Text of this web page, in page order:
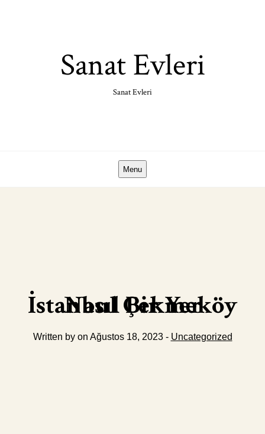
Sanat Evleri
Sanat Evleri
Menu
İstanbul Çekmeköy Nasıl Bir Yer
Written by on Ağustos 18, 2023 - Uncategorized